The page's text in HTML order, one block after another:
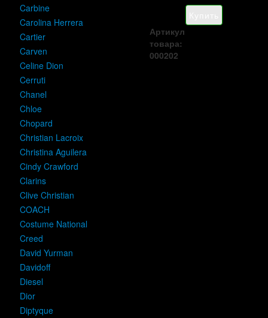
Carbine
Carolina Herrera
Cartier
Carven
Celine Dion
Cerruti
Chanel
Chloe
Chopard
Christian Lacroix
Christina Aguilera
Cindy Crawford
Clarins
Clive Christian
COACH
Costume National
Creed
David Yurman
Davidoff
Diesel
Dior
Diptyque
Артикул
товара:
000202